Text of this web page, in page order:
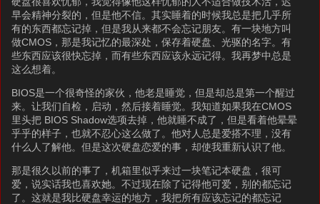
早会精神分裂的，但是他不信。其实睡着的时候我总是把几乎所
有的东西都忘记掉，但是我从来都不会忘记朋友。有一块地方叫
做CMOS，那是我记忆的最深处，保存着硬盘、光驱的名字。有
些东西应该很快忘掉，而有些东西应该永远记得。我再梦中总是
这么想着。
BIOS是一个很奇怪的家伙，他老是睡觉，但是却总是第一个醒过
来。让我们自检，启动，然后接着睡觉。我知道如果我在CMOS
里头把 BIOS Shadow选项去掉，他就睡不成了，但是看着他晕晕
乎乎的样子，也就不忍心这么做了。他对人总是爱搭不理，没有
什么人了解他。但是这次硬盘恋爱的事，却使我重新认识了他。
那是很久以前的事了，机箱里似乎来过一块笔记本硬盘，很可
爱，说实话我也喜欢她。不过现在除了记得他可爱，别的都忘记
了。这就是我比硬盘幸运的地方，我把所有应该忘记的都忘记